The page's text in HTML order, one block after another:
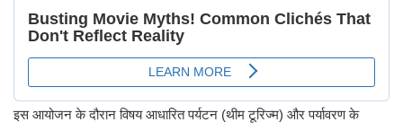
इस आयोजन के दौरान विषय आधारित पर्यटन (थीम टूरिज्म) और पर्यावरण के